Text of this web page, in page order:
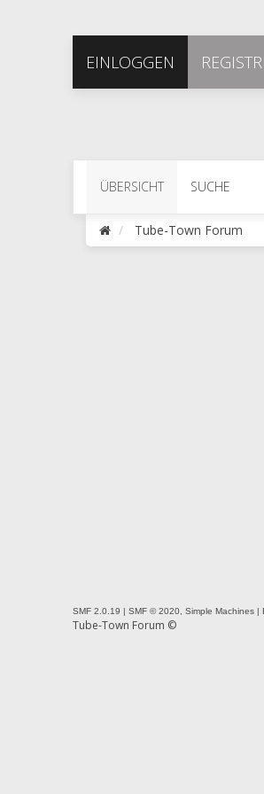
EINLOGGEN
ÜBERSICHT SUCHE
Tube-Town Forum
SMF 2.0.19 |SMF © 2020 ,Simple Machines |
Tube-Town Forum ©